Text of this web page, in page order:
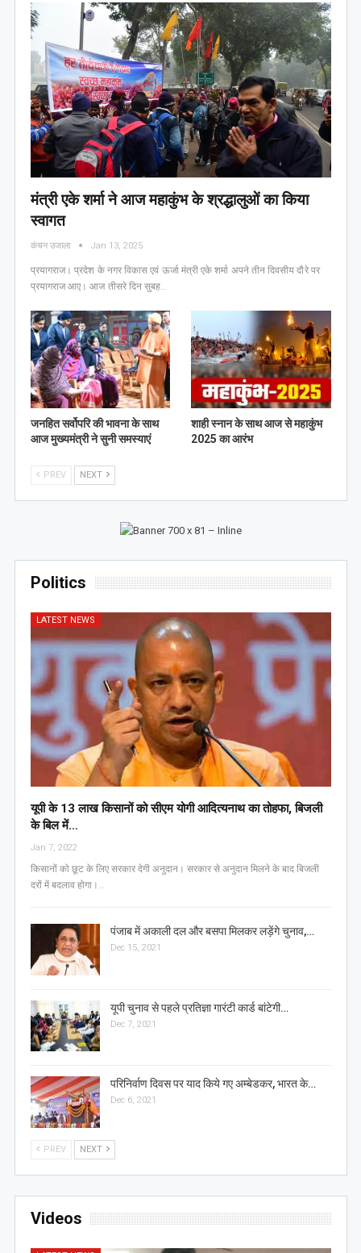
मंत्री एके शर्मा ने आज महाकुंभ के श्रद्धालुओं का किया
स्वागत
कंचन उजाला Jan 13, 2025
प्रयागराज। प्रदेश के नगर विकास एवं ऊर्जा मंत्री एके शर्मा अपने तीन दिवसीय दौरे पर
प्रयागराज आए। आज तीसरे दिन सुबह…
जनहित सर्वोपरि की भावना के साथ
आज मुख्यमंत्री ने सुनी समस्याएं
शाही स्नान के साथ आज से महाकुंभ
2025 का आरंभ
PREV NEXT
Politics
LATEST NEWS
यूपी के 13 लाख किसानों को सीएम योगी आद‍ित्‍यनाथ का तोहफा, ब‍िजली
के ब‍िल में…
Jan 7, 2022
किसानों को छूट के लिए सरकार देगी अनुदान। सरकार से अनुदान मिलने के बाद बिजली
दरों में बदलाव होगा।…
पंजाब में अकाली दल और बसपा मिलकर लड़ेंगे चुनाव,…
Dec 15, 2021
यूपी चुनाव से पहले प्रतिज्ञा गारंटी कार्ड बांटेगी…
Dec 7, 2021
परिनिर्वाण दिवस पर याद किये गए अम्बेडकर, भारत के…
Dec 6, 2021
PREV NEXT
Videos